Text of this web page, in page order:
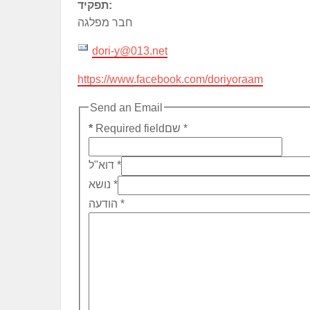
תפקיד:
חבר מפלגה
dori-y@013.net
https://www.facebook.com/doriyoraam
Send an Email
* Required fieldשם *
דוא"ל *
נושא *
הודעה *